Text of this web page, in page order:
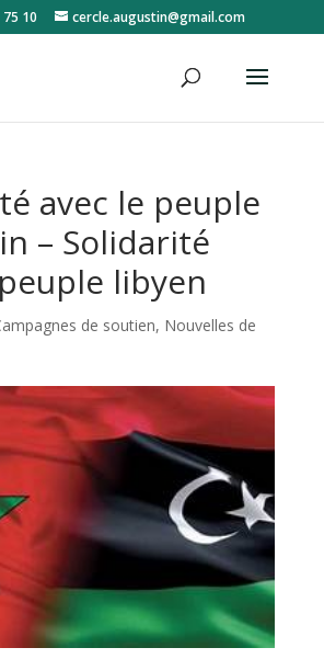
10 cercle.augustin@gmail.com
avec le peuple
– Solidarité
libyen
de soutien, Nouvelles de